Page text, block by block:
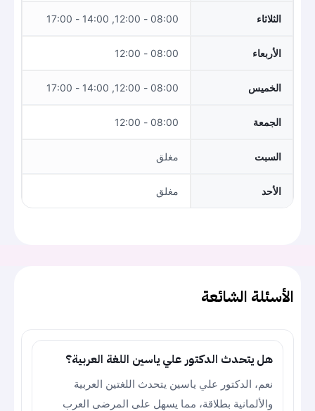
الثلاثاء 08:00 - 12:00, 14:00 - 17:00
الأربعاء 08:00 - 12:00
الخميس 08:00 - 12:00, 14:00 - 17:00
الجمعة 08:00 - 12:00
السبت مغلق
الأحد مغلق
الأسئلة الشائعة
هل يتحدث الدكتور علي ياسين اللغة العربية؟
نعم، الدكتور علي ياسين يتحدث اللغتين العربية
والألمانية بطلاقة، مما يسهل على المرضى العرب